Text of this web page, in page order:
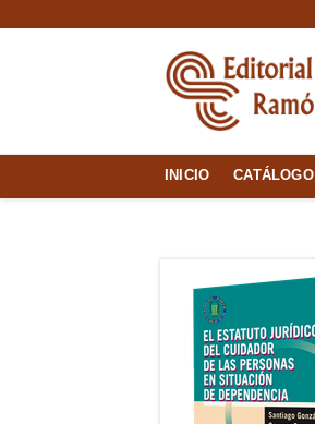
INICIO CATÁLOGO